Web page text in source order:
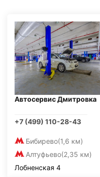
Автосервис Дмитровка
+7 (499) 110-28-43
Бибирево(1,6 км)
Алтуфьево(2,35 км)
Лобненская 4